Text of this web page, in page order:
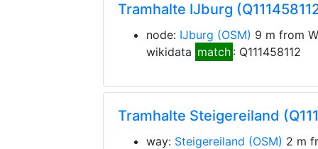
Tramhalte IJburg
node: IJburg (OSM) 9 m from
wikidata match : Q111458112
Tramhalte Steigereiland
way: Steigereiland (OSM) 2 m